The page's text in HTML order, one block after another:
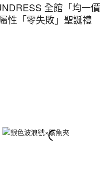
全館「均一價
性「零失敗」聖誕禮